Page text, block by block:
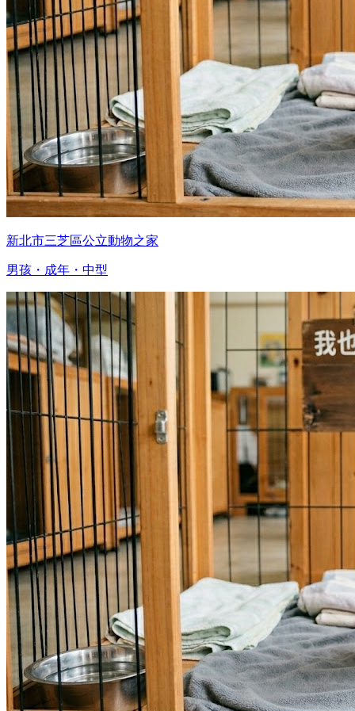
新北市三芝區公立動物之家
男孩・成年・中型